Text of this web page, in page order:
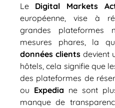
Le Digital Markets
européenne, vise à
grandes plateformes
mesures phares, la
données clientsdevient
hôtels, cela signifie que
des plateformes de
ou Expedia ne sont
manque de